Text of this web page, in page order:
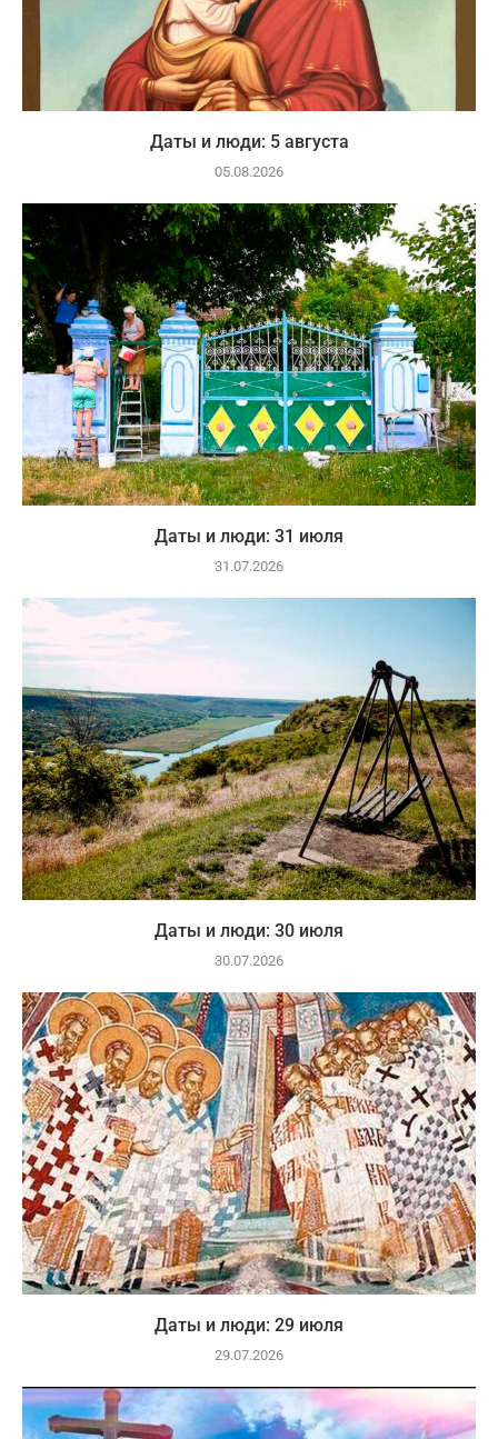
Даты и люди: 5 августа
05.08.2026
Даты и люди: 31 июля
31.07.2026
Даты и люди: 30 июля
30.07.2026
Даты и люди: 29 июля
29.07.2026